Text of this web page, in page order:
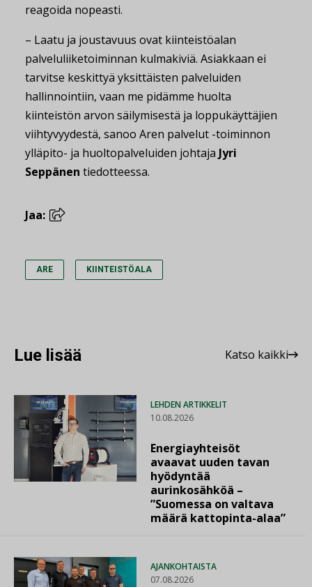
reagoida nopeasti.
– Laatu ja joustavuus ovat kiinteistöalan
palveluliiketoiminnan kulmakiviä. Asiakkaan ei
tarvitse keskittyä yksittäisten palveluiden
hallinnointiin, vaan me pidämme huolta
kiinteistön arvon säilymisestä ja loppukäyttäjien
viihtyvyydestä, sanoo Aren palvelut -toiminnon
ylläpito- ja huoltopalveluiden johtaja Jyri
Seppänen tiedotteessa.
Jaa:
ARE KIINTEISTÖALA
Lue lisää Katso kaikki
LEHDEN ARTIKKELIT
10.08.2026
Energiayhteisöt
avaavat uuden tavan
hyödyntää
aurinkosähköä –
”Suomessa on valtava
määrä kattopinta-alaa”
AJANKOHTAISTA
07.08.2026